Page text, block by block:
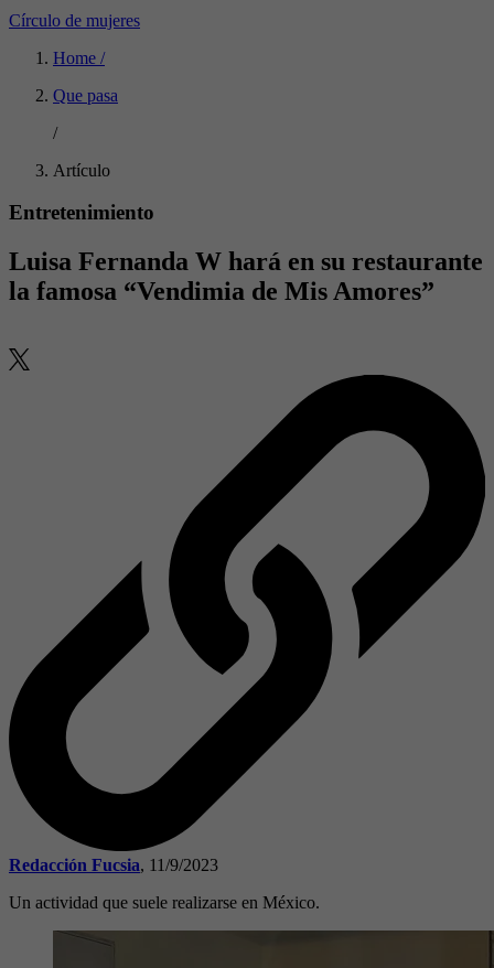
Círculo de mujeres
Home /
Que pasa
/
Artículo
Entretenimiento
Luisa Fernanda W hará en su restaurante
la famosa “Vendimia de Mis Amores”
Redacción Fucsia, 11/9/2023
Un actividad que suele realizarse en México.